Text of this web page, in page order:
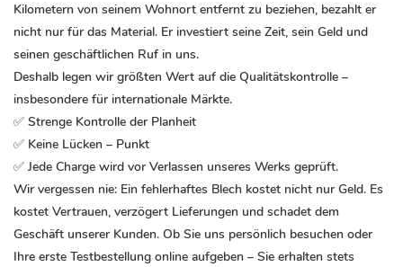
Kilometern von seinem Wohnort entfernt zu beziehen, bezahlt er
nicht nur für das Material. Er investiert seine Zeit, sein Geld und
seinen geschäftlichen Ruf in uns.
Deshalb legen wir größten Wert auf die Qualitätskontrolle –
insbesondere für internationale Märkte.
✅ Strenge Kontrolle der Planheit
✅ Keine Lücken – Punkt
✅ Jede Charge wird vor Verlassen unseres Werks geprüft.
Wir vergessen nie: Ein fehlerhaftes Blech kostet nicht nur Geld. Es
kostet Vertrauen, verzögert Lieferungen und schadet dem
Geschäft unserer Kunden. Ob Sie uns persönlich besuchen oder
Ihre erste Testbestellung online aufgeben – Sie erhalten stets